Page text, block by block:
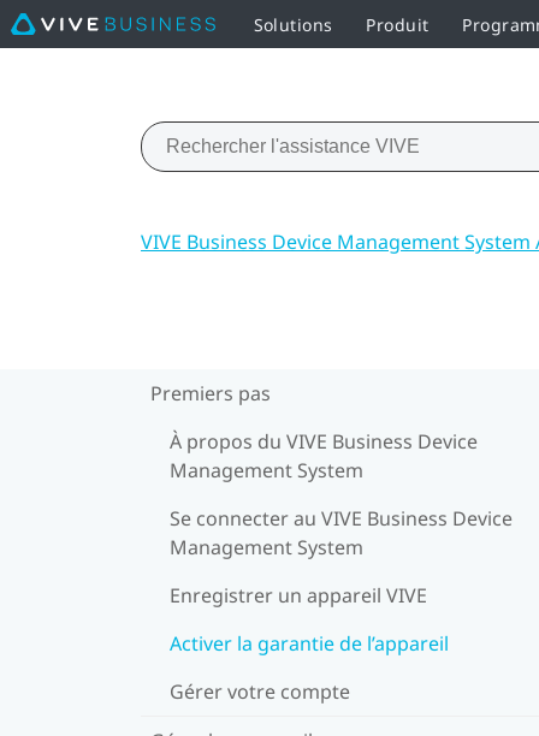
Solutions Produit
VIVE Business Device Management System
Premiers pas
À propos du VIVE Business Device
Management System
Se connecter au VIVE Business Device
Management System
Enregistrer un appareil VIVE
Activer la garantie de l’appareil
Gérer votre compte